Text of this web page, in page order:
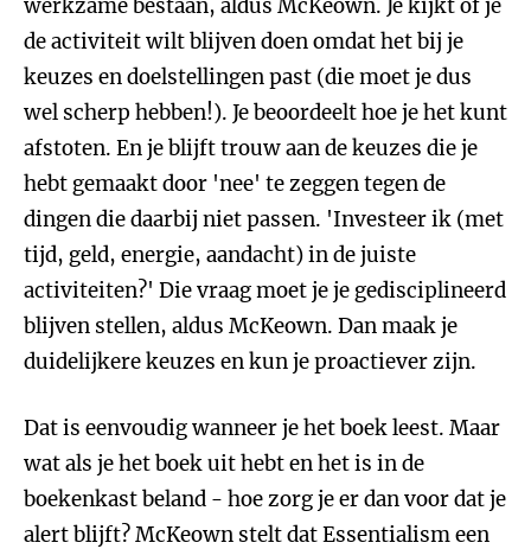
werkzame bestaan, aldus McKeown. Je kijkt of je
de activiteit wilt blijven doen omdat het bij je
keuzes en doelstellingen past (die moet je dus
wel scherp hebben!). Je beoordeelt hoe je het kunt
afstoten. En je blijft trouw aan de keuzes die je
hebt gemaakt door 'nee' te zeggen tegen de
dingen die daarbij niet passen. 'Investeer ik (met
tijd, geld, energie, aandacht) in de juiste
activiteiten?' Die vraag moet je je gedisciplineerd
blijven stellen, aldus McKeown. Dan maak je
duidelijkere keuzes en kun je proactiever zijn.
Dat is eenvoudig wanneer je het boek leest. Maar
wat als je het boek uit hebt en het is in de
boekenkast beland - hoe zorg je er dan voor dat je
alert blijft? McKeown stelt dat Essentialism een